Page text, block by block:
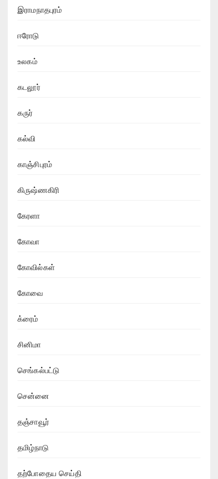
இராமநாதபுரம்
ஈரோடு
உலகம்
கடலூர்
கருர்
கல்வி
காஞ்சிபுரம்
கிருஷ்ணகிரி
கேரளா
கோவா
கோவில்கள்
கோவை
க்ரைம்
சினிமா
செங்கல்பட்டு
சென்னை
தஞ்சாவூர்
தமிழ்நாடு
தற்போதைய செய்தி